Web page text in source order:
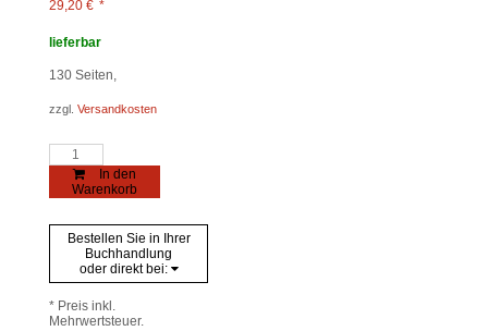
29,20 € *
lieferbar
130 Seiten,
zzgl. Versandkosten
Literarästhetische
Erfahrung
Menge
In den
Warenkorb
Bestellen Sie in Ihrer
Buchhandlung
oder direkt bei:
* Preis inkl.
Mehrwertsteuer.